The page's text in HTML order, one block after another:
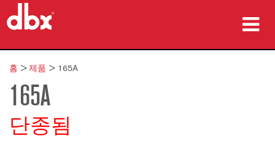
제품
사례 연구
구매처
홈 >제품 > 165A
165A
단종됨